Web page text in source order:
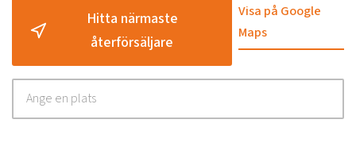
Hitta närmaste
återförsäljare
Visa på Google
Maps